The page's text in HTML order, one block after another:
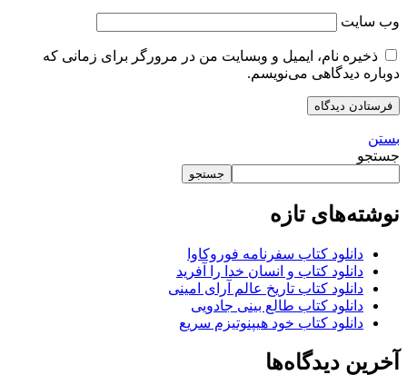
وب‌ سایت
ذخیره نام، ایمیل و وبسایت من در مرورگر برای زمانی که
دوباره دیدگاهی می‌نویسم.
بستن
جستجو
جستجو
نوشته‌های تازه
دانلود کتاب سفرنامه فوروکاوا
دانلود کتاب و انسان خدا را آفرید
دانلود کتاب تاریخ عالم آرای امینی
دانلود کتاب طالع بینی جادویی
دانلود کتاب خود هیپنوتیزم سریع
آخرین دیدگاه‌ها